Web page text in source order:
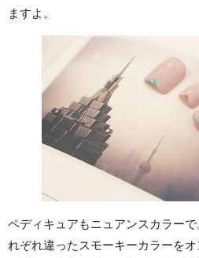
ますよ。
ペディキュアもニュアンスカラー
れぞれ違ったスモーキーカラーを